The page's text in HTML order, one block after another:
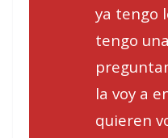
ya tengo
tengo
la voy a
quieren